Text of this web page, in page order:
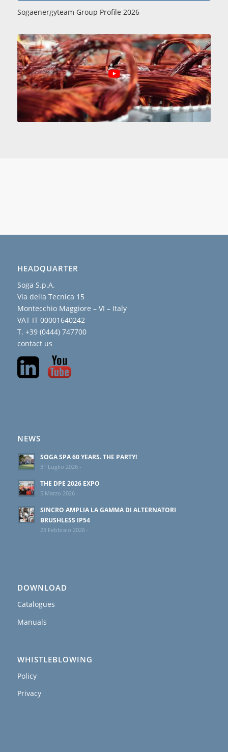
Sogaenergyteam Group Profile 2026
HEADQUARTER
Soga S.p.A.
Via della Tecnica 15
Montecchio Maggiore – VI – Italy
VAT IT 00001640242
T. +39 (0444) 747700
contact us
NEWS
SOGA SPA 60 YEARS. THE PARTY!
31 Luglio 2026 -
THE DPE 2026 EXPO
5 Marzo 2026 -
SINCRO AMPLIA LA GAMMA DI ALTERNATORI
BRUSHLESS IP54
23 Febbraio 2026 -
DOWNLOAD
Catalogues
Manuals
WHISTLEBLOWING
Policy
Privacy